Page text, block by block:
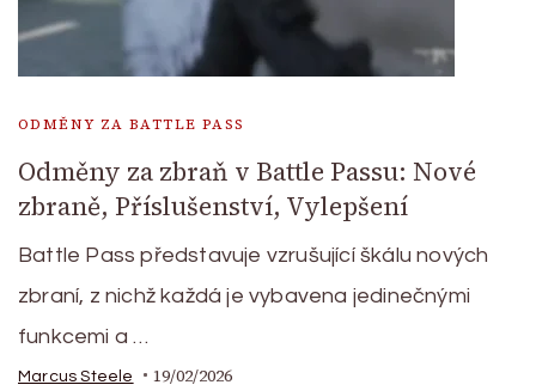
ODMĚNY ZA BATTLE PASS
Odměny za zbraň v Battle Passu: Nové
zbraně, Příslušenství, Vylepšení
Battle Pass představuje vzrušující škálu nových
zbraní, z nichž každá je vybavena jedinečnými
funkcemi a …
Marcus Steele 19/02/2026